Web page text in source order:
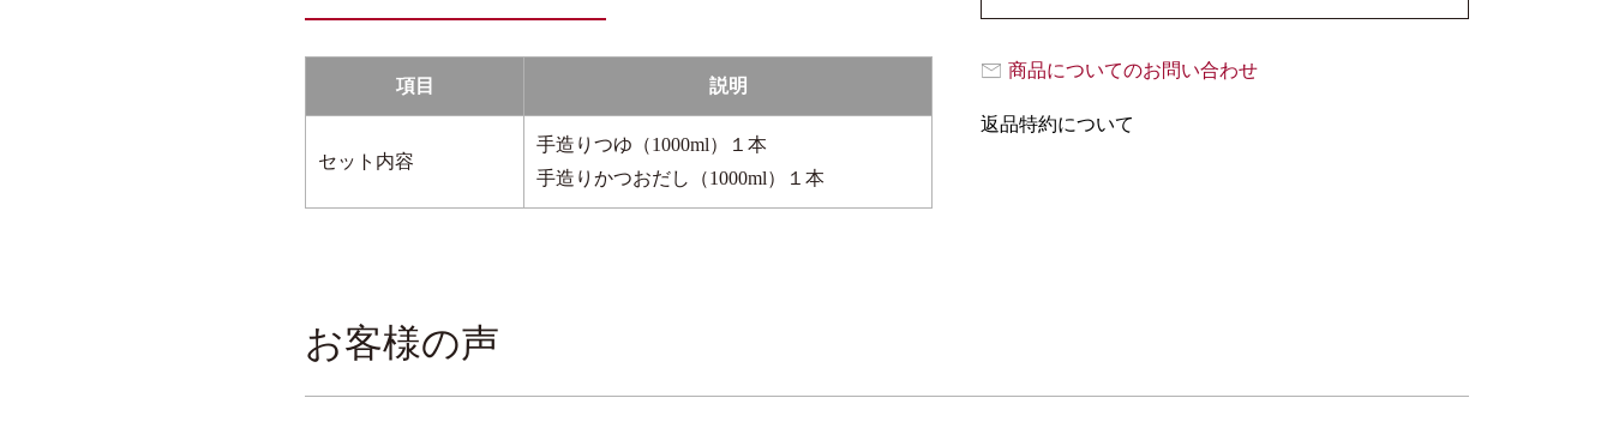
項目 説明
セット内容
手造りつゆ（1000ml）１本
手造りかつおだし（1000ml）１本
商品についてのお問い合わせ
返品特約について
お客様の声